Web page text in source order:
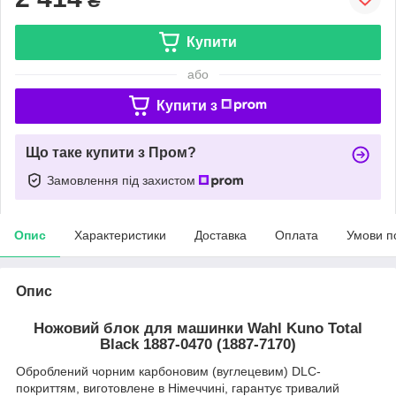
Купити
або
Купити з
Що таке купити з Пром?
Замовлення під захистом
Опис Характеристики Доставка Оплата Умови
Опис
Ножовий блок для машинки Wahl Kuno Total
Black 1887-0470 (1887-7170)
Оброблений чорним карбоновим (вуглецевим) DLC-
покриттям, виготовлене в Німеччині, гарантує тривалий